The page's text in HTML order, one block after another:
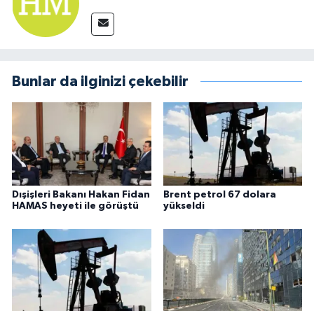
Bunlar da ilginizi çekebilir
Dışişleri Bakanı Hakan Fidan
HAMAS heyeti ile görüştü
Brent petrol 67 dolara
yükseldi